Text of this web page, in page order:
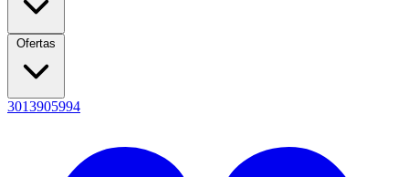
Ofertas
3013905994